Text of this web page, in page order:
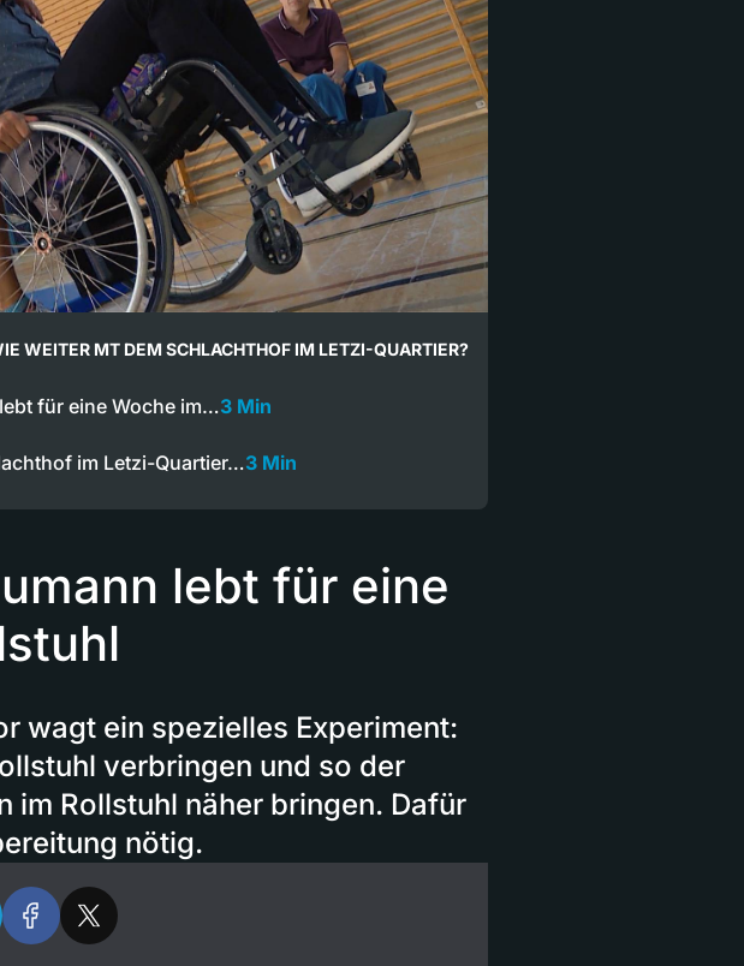
WEITER MT DEM SCHLACHTHOF IM LETZI-QUARTIER?
für eine Woche im…3 Min
im Letzi-Quartier…3 Min
lebt für eine
wagt ein spezielles Experiment:
verbringen und so der
im Rollstuhl näher bringen. Dafür
nötig.